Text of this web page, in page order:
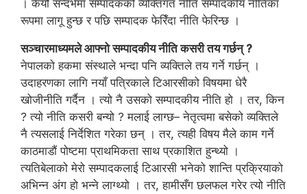
। कैयौँ सन्दर्भमा सम्पादकको व्यक्तिगत नीति सम्पादकीय नीतिका
रूपमा लागू हुन्छ र पछि सम्पादक फेरिँदा नीति फेरिन्छ ।
सञ्चारमाध्यमले आफ्नो सम्पादकीय नीति कसरी तय गर्छन् ?
नेपालको हकमा संस्थाले भन्दा पनि व्यक्तिले तय गर्ने गर्छन् ।
उदाहरणका लागि नयाँ पत्रिकाले टिआरसीको विषयमा धेरै
खोजीनीति गर्दैन । त्यो नै उसको सम्पादकीय नीति हो । तर, किन
? त्यो नीति कसरी बन्यो ? मलाई लाग्छ– नेतृत्वमा बसेको व्यक्तिले
नै त्यसलाई निर्देशित गरेका छन् । तर, त्यही विषय मैले काम गर्ने
काठमाडौं पोष्टमा प्राथमिकता साथ प्रकाशित हुन्थ्यो ।
त्यतिबेलाको मेरो सम्पादकलाई टिआरसी भनेको शान्ति प्रक्रियाको
अभिन्न अंग हो भन्ने लाग्थ्यो । तर, हामीसँग छलफल गरेर त्यो नीति